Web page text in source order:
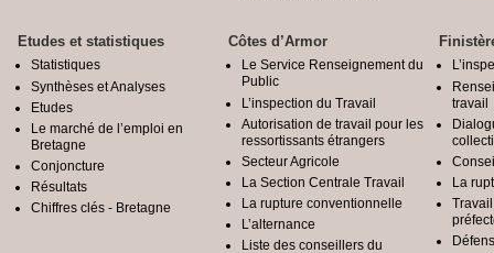
Etudes et statistiques
Statistiques
Synthèses et Analyses
Etudes
Le marché de l’emploi en
Bretagne
Conjoncture
Résultats
Chiffres clés - Bretagne
Côtes d’Armor
Le Service Renseignement du
Public
L’inspection du Travail
Autorisation de travail pour les
ressortissants étrangers
Secteur Agricole
La Section Centrale Travail
La rupture conventionnelle
L’alternance
Liste des conseillers du
travail
La